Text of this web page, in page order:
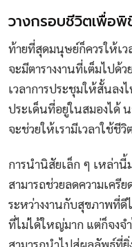
วางกรอบชีวิตเพื่อพิชิ
ท้ายที่สุดมนุษย์ก็ควรให้เว
จะมีตารางงานที่เต็มไปด้
เวลาการประชุมให้สั้นลง
ประเด็นที่อยู่ในสมองได้
จะช่วยให้เรามีเวลาใช้ชี
การนำนิสัยเล็ก ๆ เหล่านี้
สามารถช่วยลดความเครี
ระหว่างงานกับสุขภาพที่ดี
ที่ไม่ได้ใหญ่มาก แต่ก็จงจ